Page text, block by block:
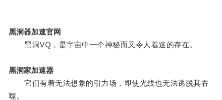
黑洞器加速官网
黑洞VQ，是宇宙中一个神秘而又令人着迷的存在。
黑洞家加速器
它们有着无法想象的引力场，即使光线也无法逃脱其吞
噬。